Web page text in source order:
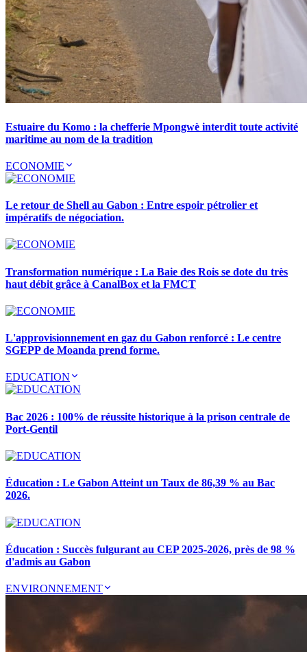
Estuaire du Komo : la chefferie Mpongwè interdit toute activité
maritime au nom de la tradition
ECONOMIE
Le retour de Shell au Gabon : Entre espoir pétrolier et
impératifs de négociation.
Transformation numérique : La Baie des Rois se dote du très
haut débit grâce à CanalBox et la FMCT
L'approvisionnement en gaz du Gabon renforcé : Le centre
SGEPP de Moanda prend forme.
EDUCATION
Bac 2026 : 100% de réussite historique à la prison centrale de
Port-Gentil
Éducation : Le Gabon Atteint un Taux de 86,39 % au Bac
2026.
Éducation : Succès fulgurant au CEP 2025-2026, près de 98 %
d'admis au Gabon
ENVIRONNEMENT